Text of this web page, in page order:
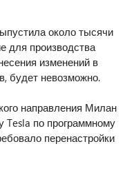
около тысячи
для производства
изменений в
будет невозможно.
направления Милан
Tesla по программному
перенастройки